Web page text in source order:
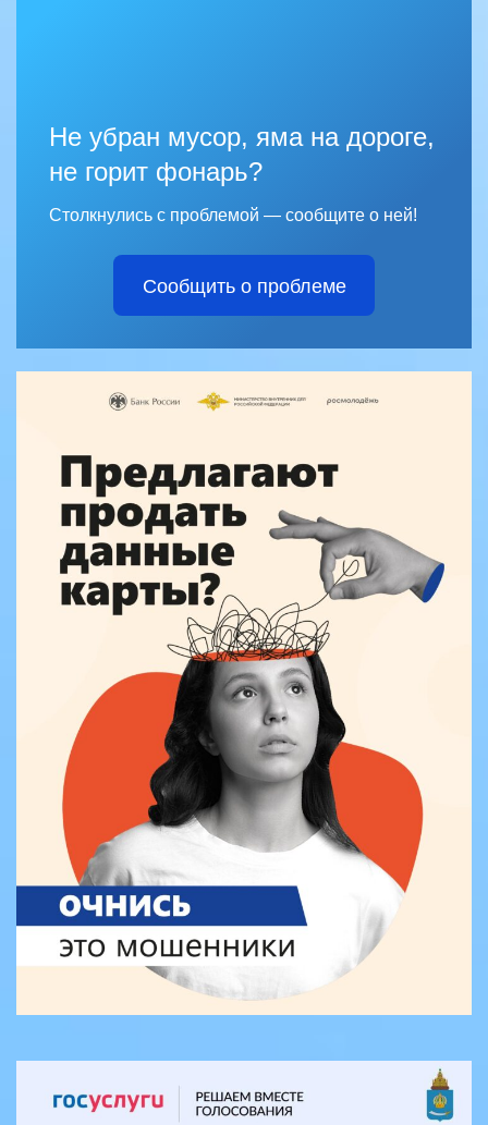
Не убран мусор, яма на дороге,
не горит фонарь?
Столкнулись с проблемой — сообщите о ней!
Сообщить о проблеме